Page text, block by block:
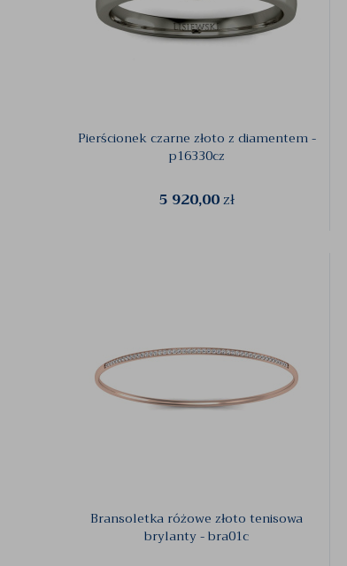
Pierścionek czarne złoto z diamentem -
p16330cz
5 920,00zł
Bransoletka różowe złoto tenisowa
brylanty - bra01c